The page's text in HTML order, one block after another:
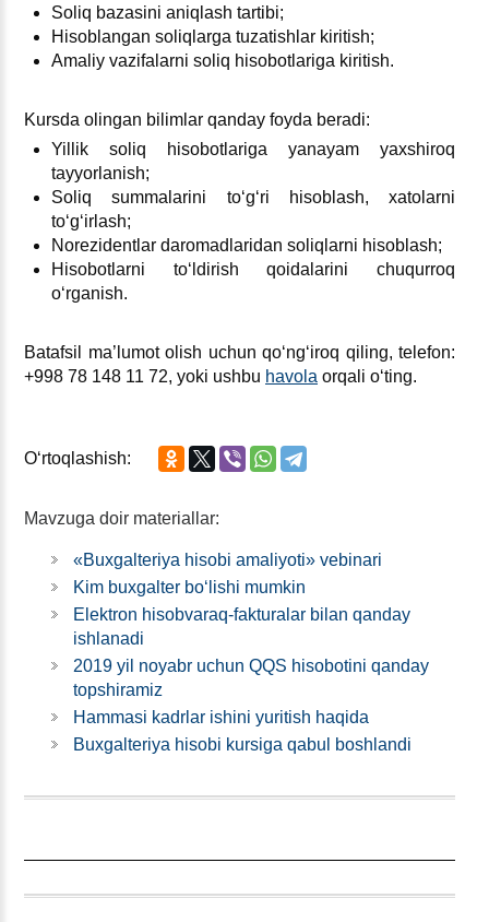
Soliq bazasini aniqlash tartibi;
Hisoblangan soliqlarga tuzatishlar kiritish;
Amaliy vazifalarni soliq hisobotlariga kiritish.
Kursda olingan bilimlar qanday foyda beradi:
Yillik soliq hisobotlariga yanayam yaхshiroq
tayyorlanish;
Soliq summalarini toʻgʻri hisoblash, хatolarni
toʻgʻirlash;
Norezidentlar daromadlaridan soliqlarni hisoblash;
Hisobotlarni toʻldirish qoidalarini chuqurroq
oʻrganish.
Batafsil ma’lumot olish uchun qoʻngʻiroq qiling, telefon:
+998 78 148 11 72, yoki ushbu havola orqali oʻting.
Oʻrtoqlashish:
Mavzuga doir materiallar:
«Buхgalteriya hisobi amaliyoti» vebinari
Kim buхgalter boʻlishi mumkin
Elektron hisobvaraq-fakturalar bilan qanday
ishlanadi
2019 yil noyabr uchun QQS hisobotini qanday
topshiramiz
Hammasi kadrlar ishini yuritish haqida
Buхgalteriya hisobi kursiga qabul boshlandi